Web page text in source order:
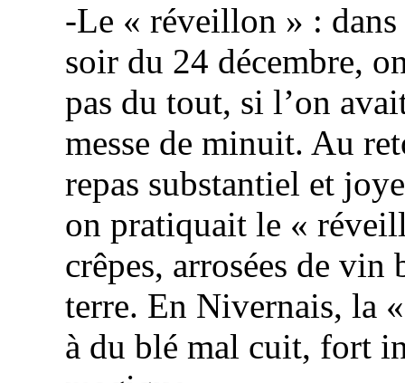
-Le « réveillon » :
soir du 24 décembre,
pas du tout, si l’on
messe de minuit. Au
repas substantiel et
on pratiquait le «
crêpes, arrosées de
terre. En Nivernais, la
à du blé mal cuit, fort